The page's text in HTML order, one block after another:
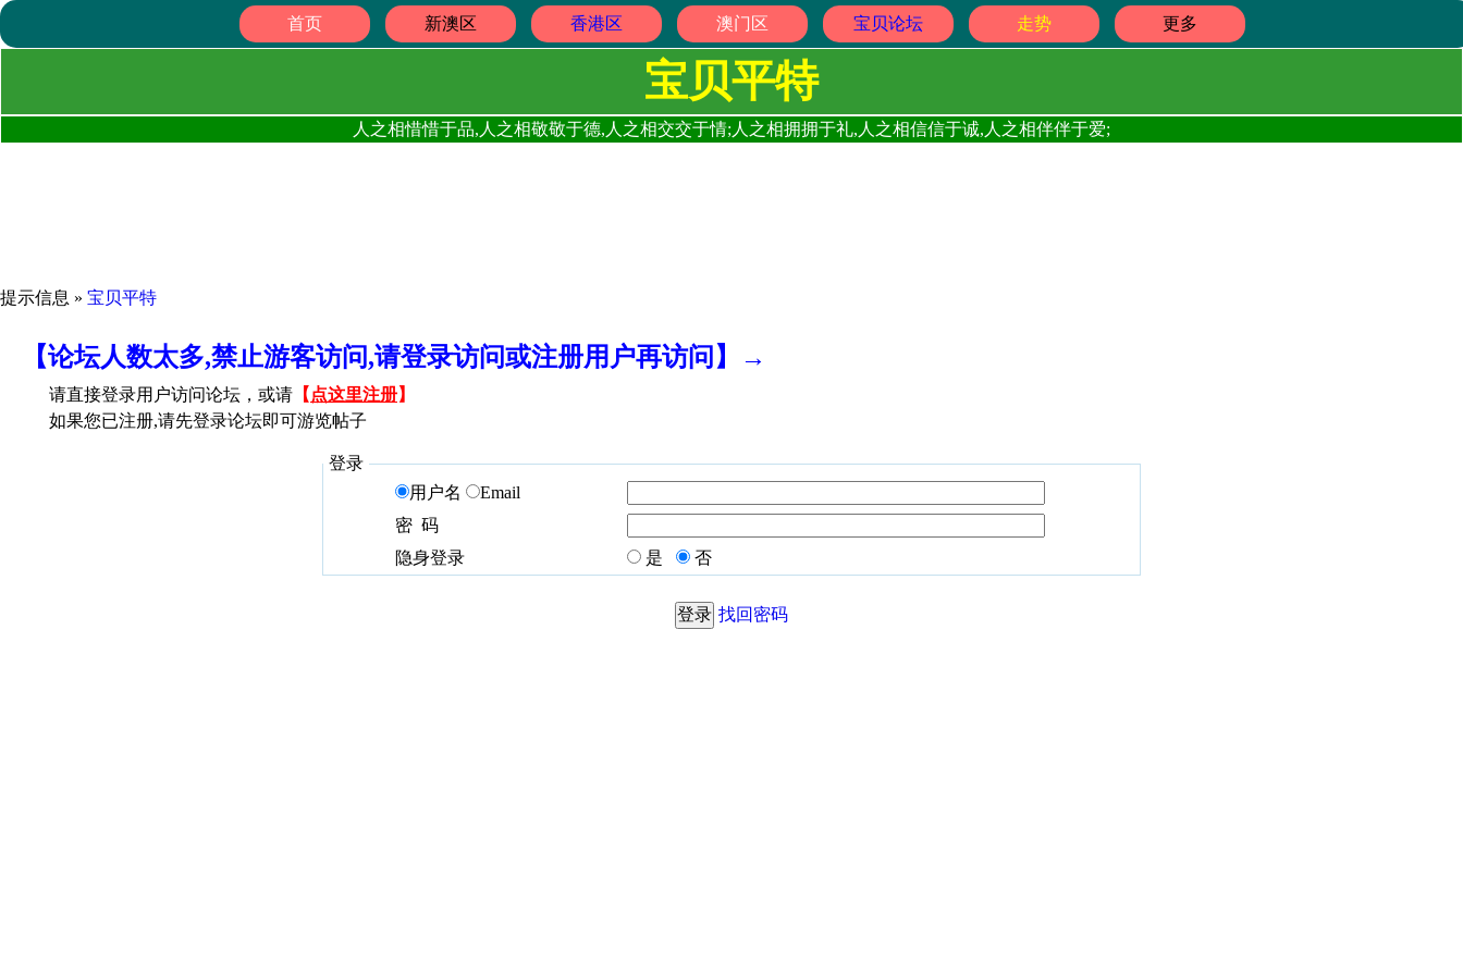
首页 新澳区 香港区 澳门区 宝贝论坛 走势 更多
宝贝平特
人之相惜惜于品,人之相敬敬于德,人之相交交于情;人之相拥拥于礼,人之相信信于诚,人之相伴伴于爱;
提示信息 » 宝贝平特
【论坛人数太多,禁止游客访问,请登录访问或注册用户再访问】→
请直接登录用户访问论坛，或请 【 点这里注册】
如果您已注册,请先登录论坛即可游览帖子
登录
用户名
Email
密 码
隐身登录
是 否
找回密码